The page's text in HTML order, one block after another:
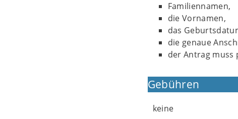
Familiennamen,
die Vornamen,
das
die genaue
der Antrag
Gebühren
keine